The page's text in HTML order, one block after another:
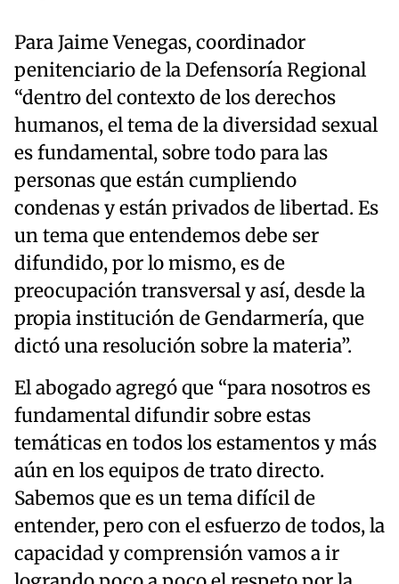
Para Jaime Venegas, coordinador
penitenciario de la Defensoría Regional
“dentro del contexto de los derechos
humanos, el tema de la diversidad sexual
es fundamental, sobre todo para las
personas que están cumpliendo
condenas y están privados de libertad. Es
un tema que entendemos debe ser
difundido, por lo mismo, es de
preocupación transversal y así, desde la
propia institución de Gendarmería, que
dictó una resolución sobre la materia”.
El abogado agregó que “para nosotros es
fundamental difundir sobre estas
temáticas en todos los estamentos y más
aún en los equipos de trato directo.
Sabemos que es un tema difícil de
entender, pero con el esfuerzo de todos, la
capacidad y comprensión vamos a ir